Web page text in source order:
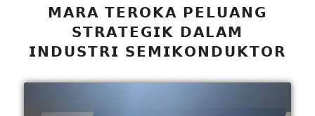
𝗠𝗔𝗥𝗔 𝗧𝗘𝗥𝗢𝗞𝗔 𝗣𝗘𝗟𝗨𝗔𝗡𝗚
𝗦𝗧𝗥𝗔𝗧𝗘𝗚𝗜𝗞 𝗗𝗔𝗟𝗔𝗠
𝗜𝗡𝗗𝗨𝗦𝗧𝗥𝗜 𝗦𝗘𝗠𝗜𝗞𝗢𝗡𝗗𝗨𝗞𝗧𝗢𝗥